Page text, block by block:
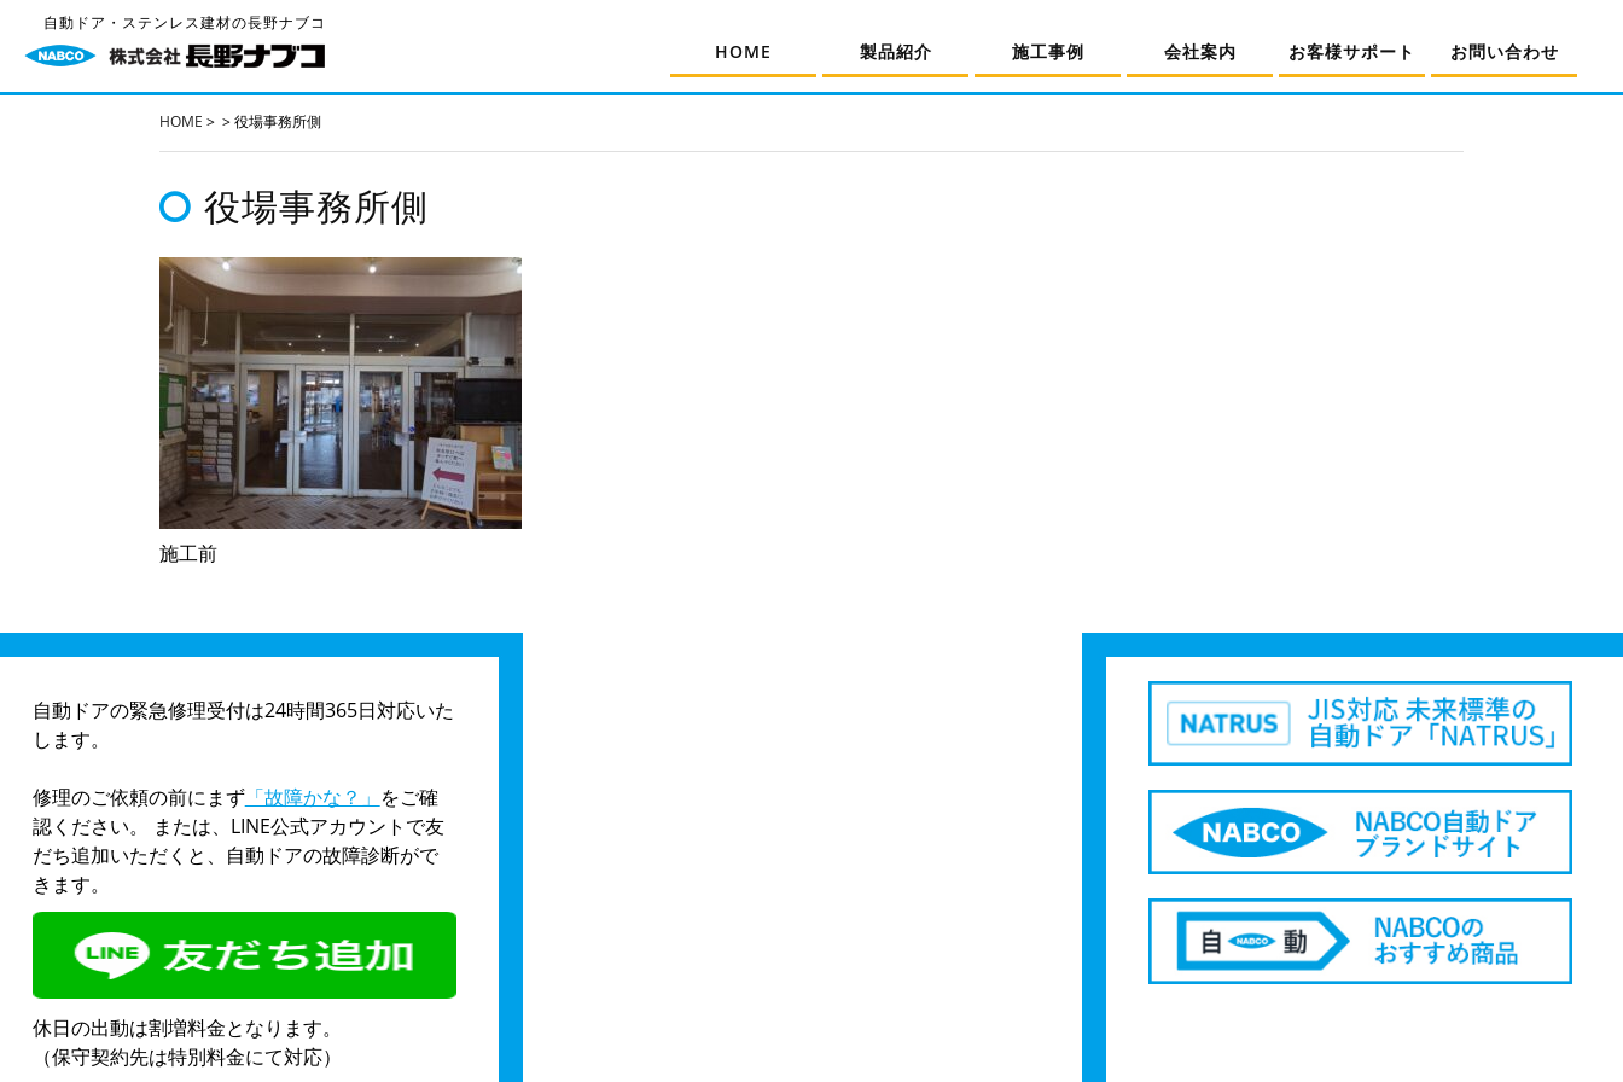
自動ドア・ステンレス建材の長野ナブコ
HOME 製品紹介 施工事例 会社案内 お客様サポート お問い合わせ
HOME > >役場事務所側
役場事務所側
施工前
自動ドアの緊急修理受付は24時間365日対応いた
します。
修理のご依頼の前にまず「故障かな？」 をご確
認ください。 または、LINE公式アカウントで友
だち追加いただくと、自動ドアの故障診断がで
きます。
休日の出動は割増料金となります。
（保守契約先は特別料金にて対応）